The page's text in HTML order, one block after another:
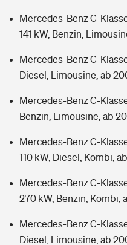
Mercedes-Benz C-
141 kW, Benzin,
Mercedes-Benz C-
Diesel, Limousine, ab
Mercedes-Benz C-
Benzin, Limousine, ab
Mercedes-Benz C-
110 kW, Diesel, Kombi,
Mercedes-Benz C-
270 kW, Benzin, Kombi,
Mercedes-Benz C-
Diesel, Limousine, ab